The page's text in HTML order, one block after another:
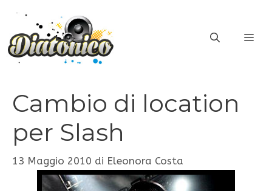
contenuto
Cambio di location
per Slash
13 Maggio 2010 di Eleonora Costa